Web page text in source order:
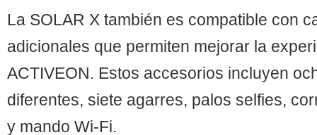
La SOLAR X también es compatible con
adicionales que permiten mejorar la
ACTIVEON. Estos accesorios incluyen
diferentes, siete agarres, palos selfies,
y mando Wi-Fi.